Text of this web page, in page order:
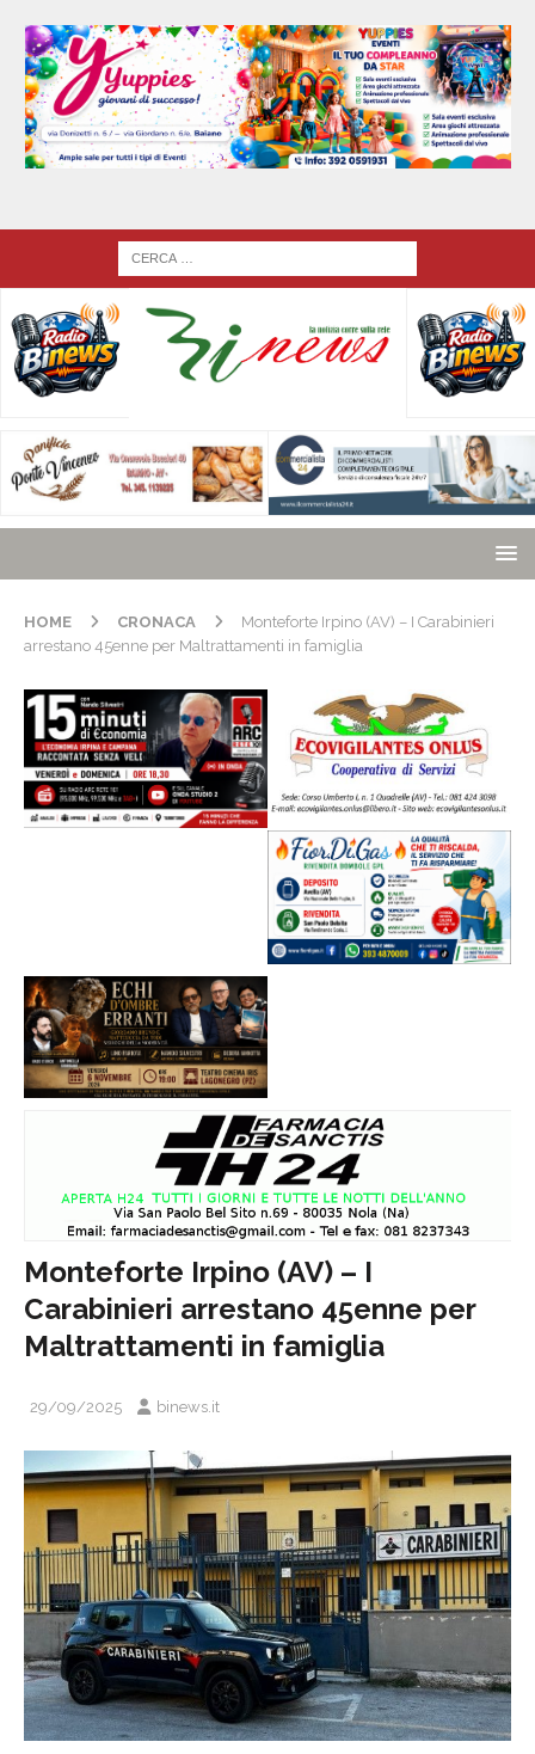
HOME CRONACA
Monteforte Irpino (AV) – I Carabinieri
arrestano 45enne per Maltrattamenti in famiglia
Monteforte Irpino (AV) – I
Carabinieri arrestano 45enne per
Maltrattamenti in famiglia
29/09/2025 binews.it